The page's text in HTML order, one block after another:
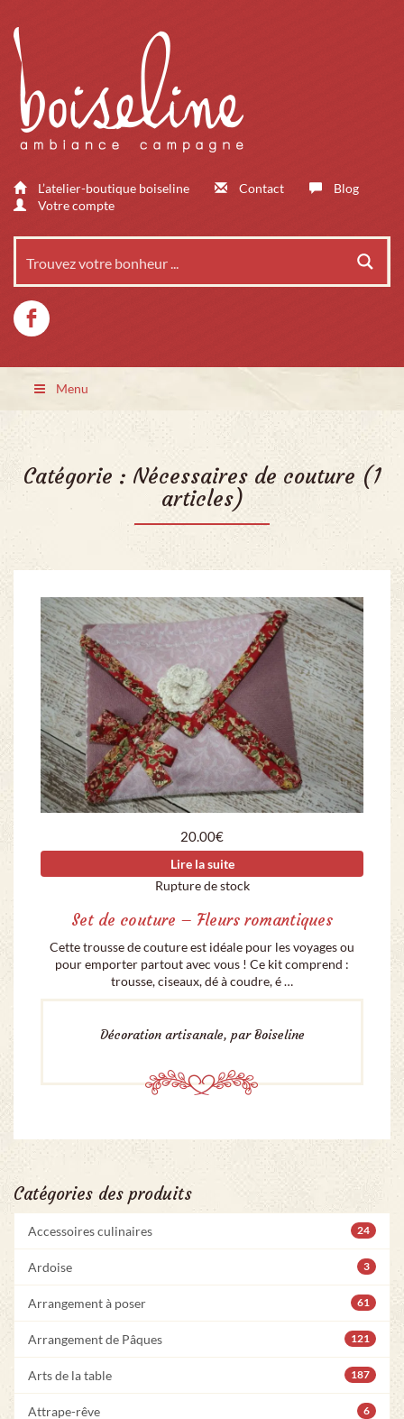
L’atelier-boutique boiseline Contact
Blog
Votre compte
Menu
Catégorie : Nécessaires de couture (1
articles)
20.00€
Lire la suite
Rupture de stock
Set de couture – Fleurs romantiques
Cette trousse de couture est idéale pour les voyages ou
pour emporter partout avec vous ! Ce kit comprend :
trousse, ciseaux, dé à coudre, é …
Décoration artisanale, par Boiseline
Catégories des produits
Accessoires culinaires 24
Ardoise 3
Arrangement à poser 61
Arrangement de Pâques 121
Arts de la table 187
Attrape-rêve 6